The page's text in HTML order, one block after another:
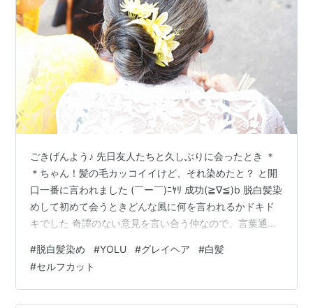
ごきげんよう♪ 先日友人たちと久しぶりに会ったとき ＊
＊ちゃん！髪の毛カッコイイけど、それ染めたと？ と開
口一番に言われました (￣ー￣)ﾆﾔﾘ 成功(≧∇≦)b 脱白髪染
めして初めて会うときどんな風に何を言われるかドキド
キでした 奇譚のない意見を言い合う仲なので、言葉通り
グレイヘア？ですが、みなさん白髪どうしていますか？
私は仕事をしている時や実家にいる時は毎日誰かに見ら
れる生活だったので、当たり前のように白髪を染めてい
#脱白髪染め #YOLU #グレイヘア #白髪
#セルフカット